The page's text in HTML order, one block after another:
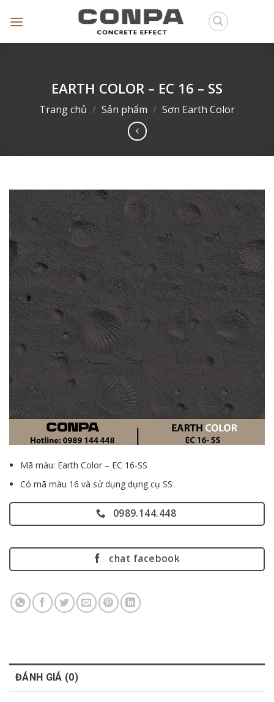
EARTH COLOR – EC 16 – SS
Trang chủ / Sản phẩm / Sơn Earth Color
Mã màu: Earth Color – EC 16-SS
Có mã màu 16 và sử dụng dụng cụ SS
0989.144.448
chat facebook
ĐÁNH GIÁ (0)